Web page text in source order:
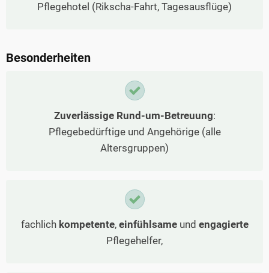
Pflegehotel (Rikscha-Fahrt, Tagesausflüge)
Besonderheiten
Zuverlässige Rund-um-Betreuung:
Pflegebedürftige und Angehörige (alle
Altersgruppen)
fachlich kompetente, einfühlsameund engagierte
Pflegehelfer,